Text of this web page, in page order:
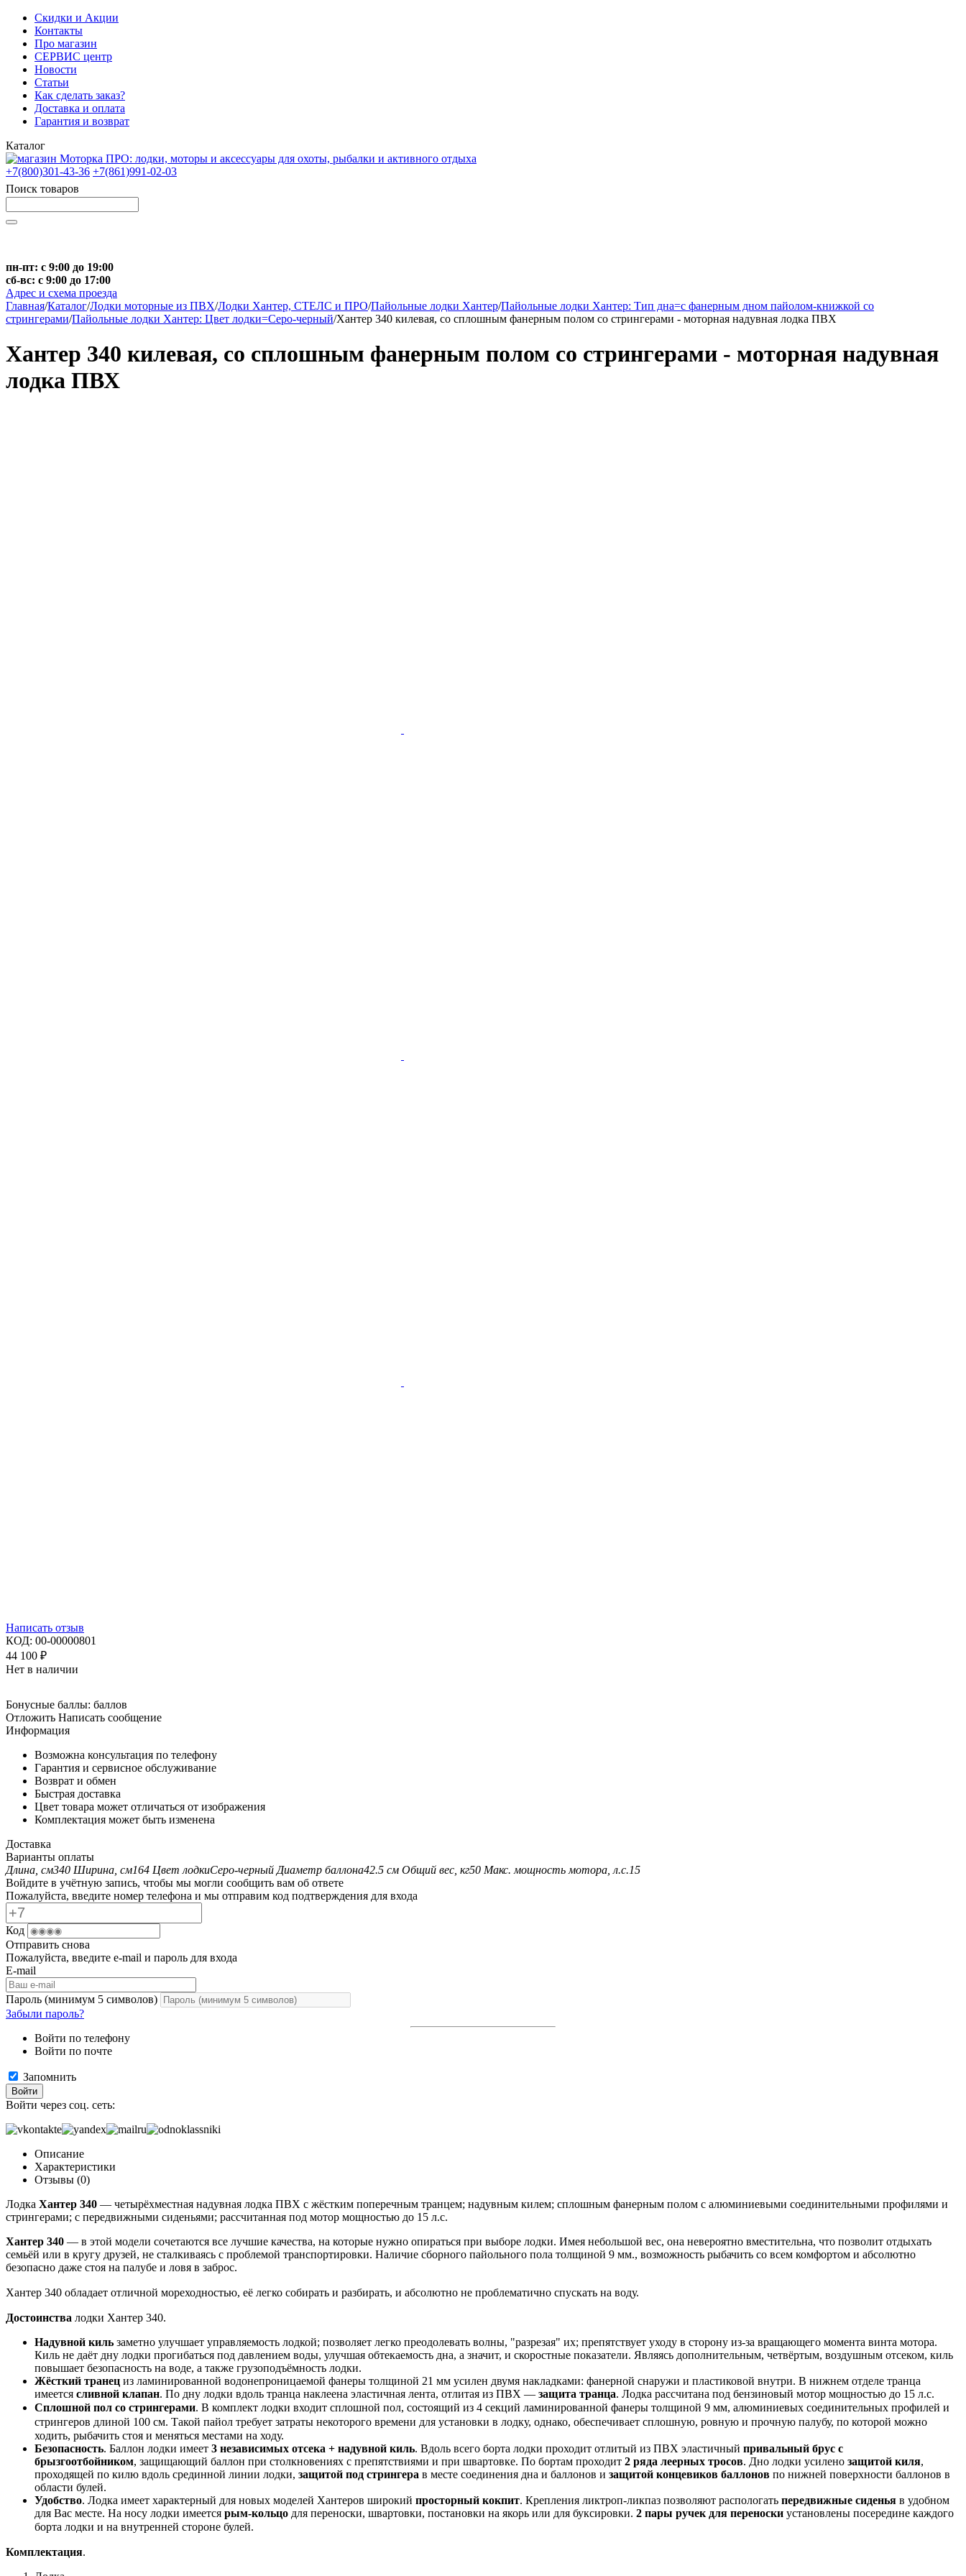
Скидки и Акции
Контакты
Про магазин
СЕРВИС центр
Новости
Статьи
Как сделать заказ?
Доставка и оплата
Гарантия и возврат
Каталог
+7(800)301-43-36 +7(861)991-02-03
Поиск товаров
пн-пт: с 9:00 до 19:00
сб-вс: с 9:00 до 17:00
Адрес и схема проезда
Главная/Каталог/Лодки моторные из ПВХ/Лодки Хантер, СТЕЛС и ПРО/Пайольные лодки Хантер/Пайольные лодки Хантер: Тип дна=с фанерным дном пайолом-книжкой со
стрингерами/Пайольные лодки Хантер: Цвет лодки=Серо-черный/Хантер 340 килевая, со сплошным фанерным полом со стрингерами - моторная надувная лодка ПВХ
Хантер 340 килевая, со сплошным фанерным полом со стрингерами - моторная надувная
лодка ПВХ
Написать отзыв
КОД: 00-00000801
44 100 ₽
Нет в наличии
Бонусные баллы: баллов
Отложить Написать сообщение
Информация
Возможна консультация по телефону
Гарантия и сервисное обслуживание
Возврат и обмен
Быстрая доставка
Цвет товара может отличаться от изображения
Комплектация может быть изменена
Доставка
Варианты оплаты
Длина, см340 Ширина, см164 Цвет лодкиСеро-черный Диаметр баллона42.5 см Общий вес, кг50 Макс. мощность мотора, л.с.15
Войдите в учётную запись, чтобы мы могли сообщить вам об ответе
Пожалуйста, введите номер телефона и мы отправим код подтверждения для входа
Код
Отправить снова
Пожалуйста, введите e-mail и пароль для входа
E-mail
Пароль (минимум 5 символов)
Забыли пароль?
Войти по телефону
Войти по почте
Запомнить
Войти
Войти через соц. сеть:
Описание
Характеристики
Отзывы (0)
Лодка Хантер 340 ― четырёхместная надувная лодка ПВХ с жёстким поперечным транцем; надувным килем; сплошным фанерным полом с алюминиевыми соединительными профилями и
стрингерами; с передвижными сиденьями; рассчитанная под мотор мощностью до 15 л.с.
Хантер 340 ― в этой модели сочетаются все лучшие качества, на которые нужно опираться при выборе лодки. Имея небольшой вес, она невероятно вместительна, что позволит отдыхать
семьёй или в кругу друзей, не сталкиваясь с проблемой транспортировки. Наличие сборного пайольного пола толщиной 9 мм., возможность рыбачить со всем комфортом и абсолютно
безопасно даже стоя на палубе и ловя в заброс.
Хантер 340 обладает отличной мореходностью, её легко собирать и разбирать, и абсолютно не проблематично спускать на воду.
Достоинства лодки Хантер 340.
Надувной киль заметно улучшает управляемость лодкой; позволяет легко преодолевать волны, "разрезая" их; препятствует уходу в сторону из-за вращающего момента винта мотора.
Киль не даёт дну лодки прогибаться под давлением воды, улучшая обтекаемость дна, а значит, и скоростные показатели. Являясь дополнительным, четвёртым, воздушным отсеком, киль
повышает безопасность на воде, а также грузоподъёмность лодки.
Жёсткий транец из ламинированной водонепроницаемой фанеры толщиной 21 мм усилен двумя накладками: фанерной снаружи и пластиковой внутри. В нижнем отделе транца
имеется сливной клапан. По дну лодки вдоль транца наклеена эластичная лента, отлитая из ПВХ ― защита транца. Лодка рассчитана под бензиновый мотор мощностью до 15 л.с.
Сплошной пол со стрингерами. В комплект лодки входит сплошной пол, состоящий из 4 секций ламинированной фанеры толщиной 9 мм, алюминиевых соединительных профилей и
стрингеров длиной 100 см. Такой пайол требует затраты некоторого времени для установки в лодку, однако, обеспечивает сплошную, ровную и прочную палубу, по которой можно
ходить, рыбачить стоя и меняться местами на ходу.
Безопасность. Баллон лодки имеет 3 независимых отсека + надувной киль. Вдоль всего борта лодки проходит отлитый из ПВХ эластичный привальный брус с
брызгоотбойником, защищающий баллон при столкновениях с препятствиями и при швартовке. По бортам проходит 2 ряда леерных тросов. Дно лодки усилено защитой киля,
проходящей по килю вдоль срединной линии лодки, защитой под стрингера в месте соединения дна и баллонов и защитой концевиков баллонов по нижней поверхности баллонов в
области булей.
Удобство. Лодка имеет характерный для новых моделей Хантеров широкий просторный кокпит. Крепления ликтроп-ликпаз позволяют распологать передвижные сиденья в удобном
для Вас месте. На носу лодки имеется рым-кольцо для переноски, швартовки, постановки на якорь или для буксировки. 2 пары ручек для переноски установлены посередине каждого
борта лодки и на внутренней стороне булей.
Комплектация.